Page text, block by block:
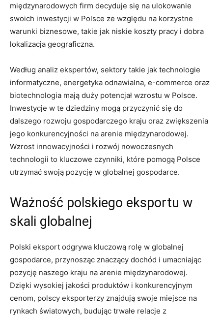
międzynarodowych firm decyduje się na ulokowanie
swoich inwestycji w Polsce ze względu na korzystne
warunki biznesowe, takie jak niskie koszty pracy ⁣i dobra
lokalizacja geograficzna.
Według ⁣analiz ‌ekspertów, sektory takie jak technologie⁣
informatyczne, energetyka odnawialna, e-commerce oraz
biotechnologia ⁢mają duży ‌potencjał wzrostu w Polsce.
Inwestycje ⁣w te dziedziny mogą przyczynić się do
dalszego rozwoju gospodarczego kraju oraz zwiększenia
jego konkurencyjności na⁣ arenie międzynarodowej.
Wzrost innowacyjności i rozwój nowoczesnych
technologii to kluczowe⁢ czynniki, które pomogą Polsce
utrzymać swoją pozycję ⁢w globalnej gospodarce.
Ważność polskiego eksportu w
skali globalnej
Polski eksport odgrywa kluczową rolę w globalnej
gospodarce, przynosząc znaczący dochód i umacniając
pozycję naszego kraju na arenie⁣ międzynarodowej.
Dzięki wysokiej ‌jakości produktów i‍ konkurencyjnym
cenom, polscy eksporterzy znajdują swoje miejsce na
rynkach⁤ światowych, budując ​trwałe relacje z